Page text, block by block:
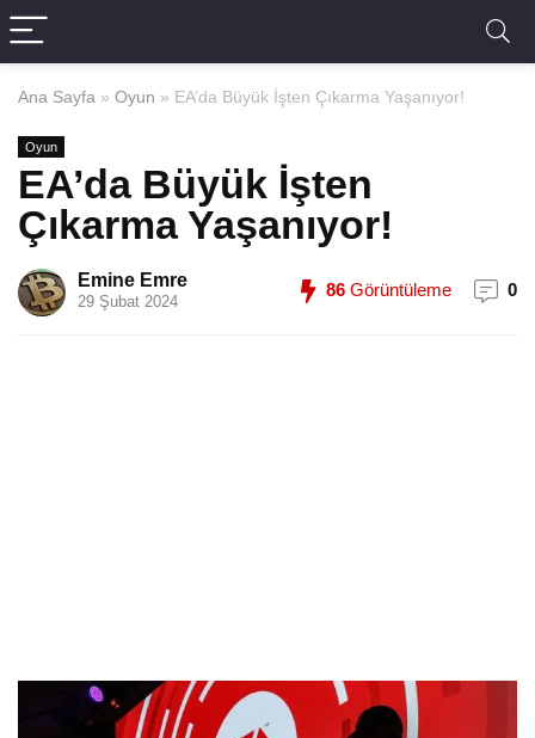
Ana Sayfa » Oyun » EA’da Büyük İşten Çıkarma Yaşanıyor!
Oyun
EA’da Büyük İşten
Çıkarma Yaşanıyor!
Emine Emre
29 Şubat 2024
86 Görüntüleme 0